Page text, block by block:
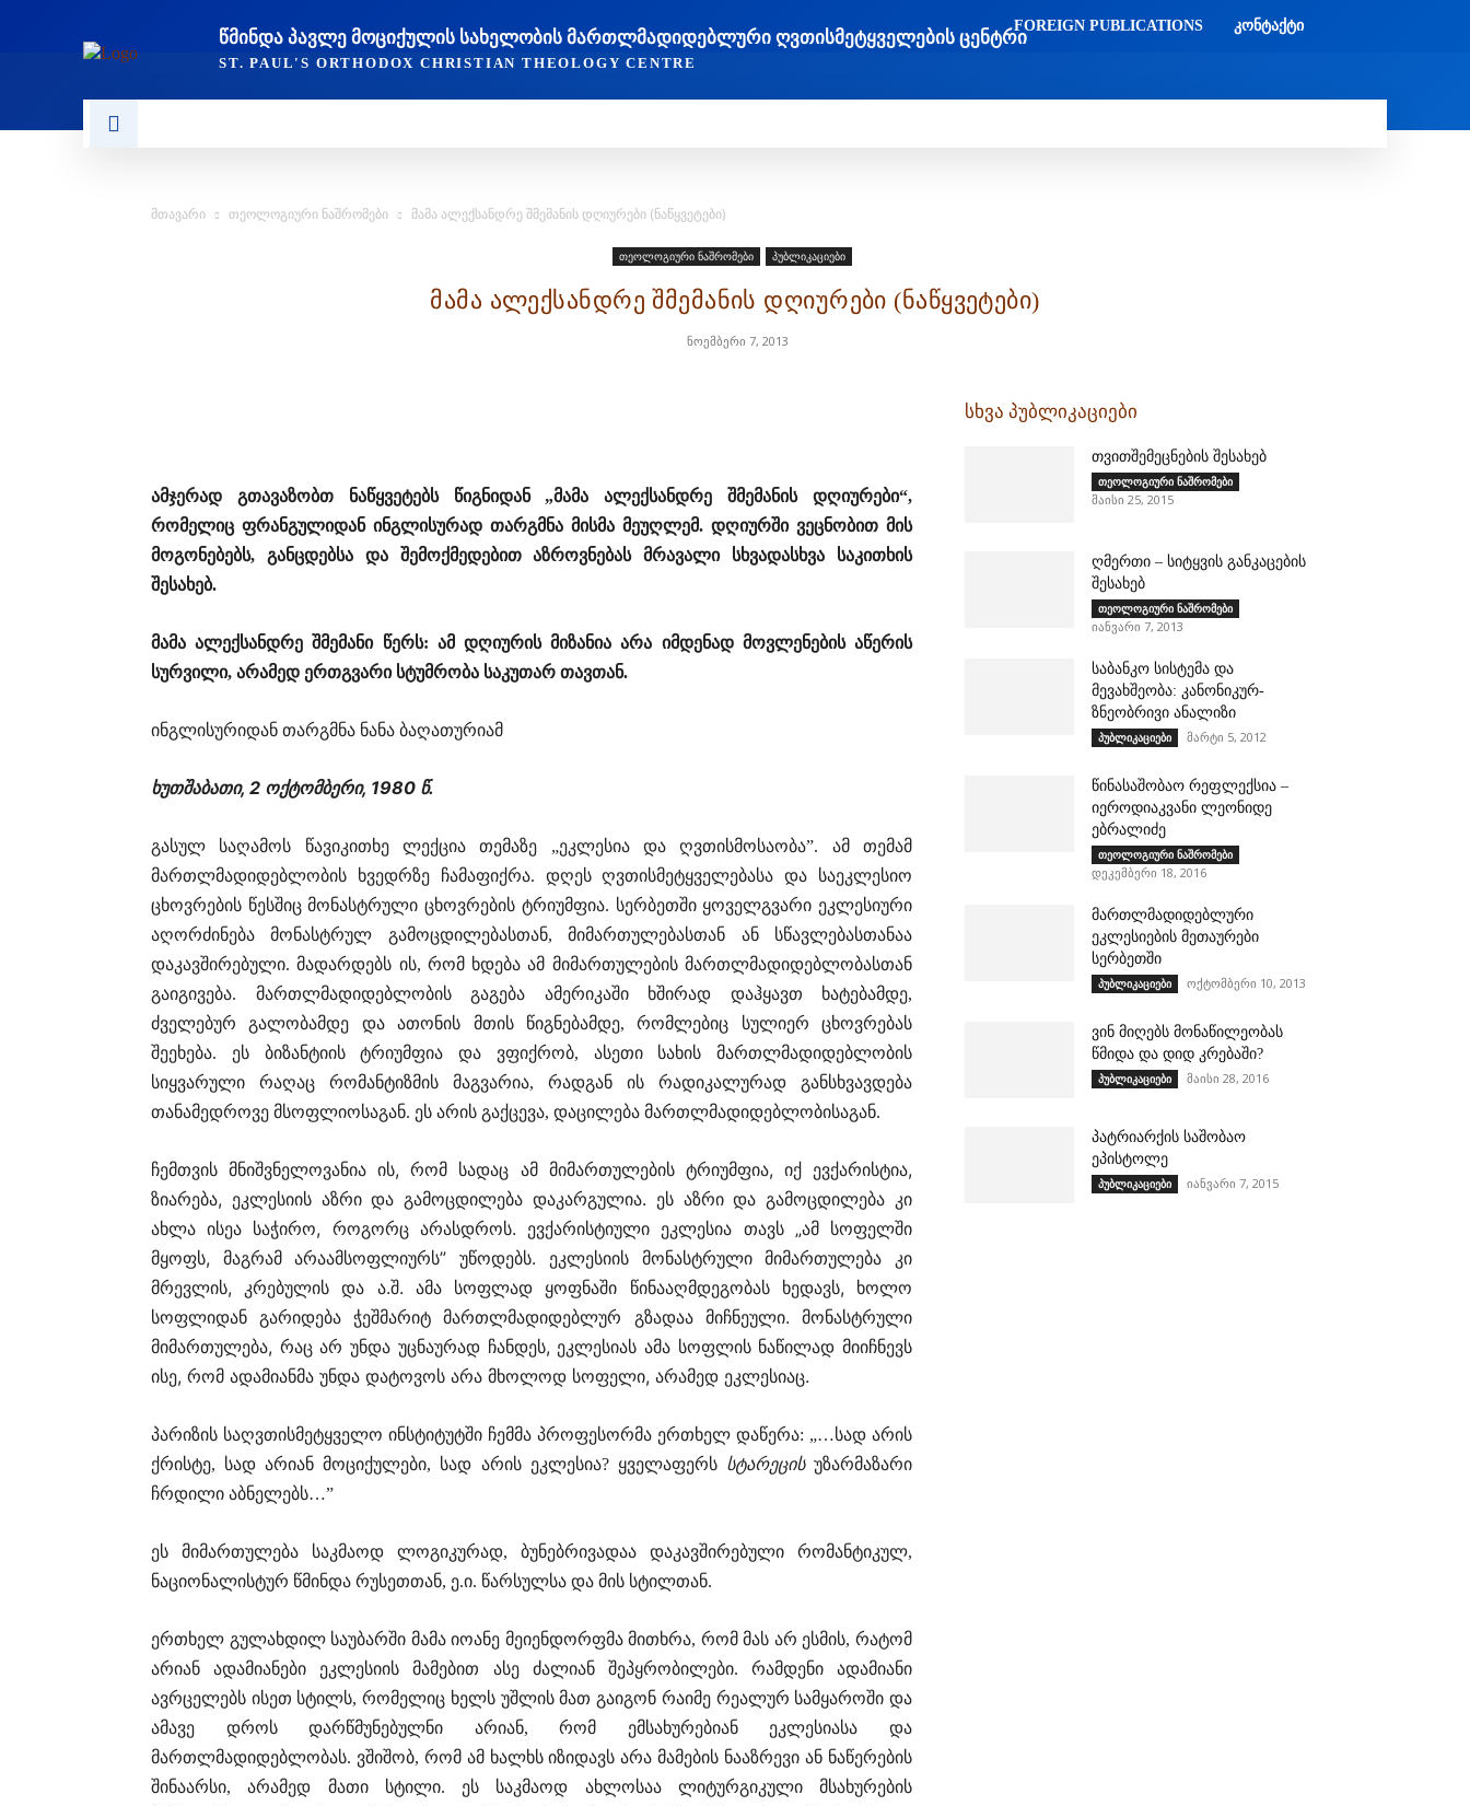
FOREIGN PUBLICATIONS ᲙᲝᲜᲢᲐᲥᲢᲘ
ᲬᲛᲘᲜᲓᲐ ᲞᲐᲕᲚᲔ ᲛᲝᲪᲘᲥᲣᲚᲘᲡ ᲡᲐᲮᲔᲚᲝᲑᲘᲡ ᲛᲐᲠᲗᲚᲛᲐᲓᲘᲓᲔᲑᲚᲣᲠᲘ ᲦᲕᲗᲘᲡᲛᲔᲢᲧᲕᲔᲚᲔᲑᲘᲡ ᲪᲔᲜᲢᲠᲘ
ST. PAUL'S ORTHODOX CHRISTIAN THEOLOGY CENTRE
მთავარი თეოლოგიური ნაშრომები მამა ალექსანდრე შმემანის დღიურები (ნაწყვეტები)
თეოლოგიური ნაშრომები პუბლიკაციები
მამა ალექსანდრე შმემანის დღიურები (ნაწყვეტები)
ნოემბერი 7, 2013
ამჯერად გთავაზობთ ნაწყვეტებს წიგნიდან „მამა ალექსანდრე შმემანის დღიურები“,
რომელიც ფრანგულიდან ინგლისურად თარგმნა მისმა მეუღლემ. დღიურში ვეცნობით მის
მოგონებებს, განცდებსა და შემოქმედებით აზროვნებას
მრავალი სხვადასხვა საკითხის
შესახებ.
მამა ალექსანდრე შმემანი წერს: ამ დღიურის მიზანია არა იმდენად მოვლენების აწერის
სურვილი, არამედ ერთგვარი სტუმრობა საკუთარ თავთან.
ინგლისურიდან თარგმნა ნანა ბაღათურიამ
ხუთშაბათი, 2 ოქტომბერი, 1980 წ.
გასულ საღამოს წავიკითხე ლექცია თემაზე „ეკლესია და ღვთისმოსაობა”. ამ თემამ
მართლმადიდებლობის ხვედრზე ჩამაფიქრა. დღეს ღვთისმეტყველებასა და საეკლესიო
ცხოვრების წესშიც მონასტრული ცხოვრების ტრიუმფია. სერბეთში ყოველგვარი ეკლესიური
აღორძინება მონასტრულ გამოცდილებასთან, მიმართულებასთან ან სწავლებასთანაა
დაკავშირებული. მადარდებს ის, რომ ხდება ამ მიმართულების მართლმადიდებლობასთან
გაიგივება. მართლმადიდებლობის გაგება ამერიკაში ხშირად დაჰყავთ ხატებამდე,
ძველებურ გალობამდე და ათონის მთის წიგნებამდე, რომლებიც სულიერ ცხოვრებას
შეეხება. ეს ბიზანტიის ტრიუმფია და ვფიქრობ, ასეთი სახის მართლმადიდებლობის
სიყვარული რაღაც რომანტიზმის მაგვარია, რადგან ის რადიკალურად განსხვავდება
თანამედროვე მსოფლიოსაგან. ეს არის გაქცევა, დაცილება მართლმადიდებლობისაგან.
ჩემთვის მნიშვნელოვანია ის, რომ სადაც ამ მიმართულების ტრიუმფია, იქ ევქარისტია,
ზიარება, ეკლესიის აზრი და გამოცდილება დაკარგულია. ეს აზრი და გამოცდილება კი
ახლა ისეა საჭირო, როგორც არასდროს. ევქარისტიული ეკლესია თავს „ამ სოფელში
მყოფს, მაგრამ არაამსოფლიურს” უწოდებს. ეკლესიის მონასტრული მიმართულება კი
მრევლის, კრებულის და ა.შ. ამა სოფლად ყოფნაში წინააღმდეგობას ხედავს, ხოლო
სოფლიდან გარიდება ჭეშმარიტ მართლმადიდებლურ გზადაა მიჩნეული. მონასტრული
მიმართულება, რაც არ უნდა უცნაურად ჩანდეს, ეკლესიას ამა სოფლის ნაწილად მიიჩნევს
ისე, რომ ადამიანმა უნდა დატოვოს არა მხოლოდ სოფელი, არამედ ეკლესიაც.
პარიზის საღვთისმეტყველო ინსტიტუტში ჩემმა პროფესორმა ერთხელ დაწერა: „…სად არის
ქრისტე, სად არიან მოციქულები, სად არის ეკლესია? ყველაფერს სტარეცისუზარმაზარი
ჩრდილი აბნელებს…”
ეს მიმართულება საკმაოდ ლოგიკურად, ბუნებრივადაა დაკავშირებული რომანტიკულ,
ნაციონალისტურ წმინდა რუსეთთან, ე.ი. წარსულსა და მის სტილთან.
ერთხელ გულახდილ საუბარში მამა იოანე მეიენდორფმა მითხრა, რომ მას არ ესმის, რატომ
არიან ადამიანები ეკლესიის მამებით ასე ძალიან შეპყრობილები. რამდენი ადამიანი
ავრცელებს ისეთ სტილს, რომელიც ხელს უშლის მათ გაიგონ რაიმე რეალურ სამყაროში და
ამავე დროს დარწმუნებულნი არიან, რომ ემსახურებიან ეკლესიასა და
მართლმადიდებლობას. ვშიშობ, რომ ამ ხალხს იზიდავს არა მამების ნააზრევი ან ნაწერების
შინაარსი, არამედ მათი სტილი. ეს საკმაოდ ახლოსაა ლიტურგიკული მსახურების
სხვა პუბლიკაციები
თვითშემეცნების შესახებ
თეოლოგიური ნაშრომები
მაისი 25, 2015
ღმერთი – სიტყვის განკაცების
შესახებ
თეოლოგიური ნაშრომები
იანვარი 7, 2013
საბანკო სისტემა და
მევახშეობა: კანონიკურ-
ზნეობრივი ანალიზი
პუბლიკაციები მარტი 5, 2012
წინასაშობაო რეფლექსია –
იეროდიაკვანი ლეონიდე
ებრალიძე
თეოლოგიური ნაშრომები
დეკემბერი 18, 2016
მართლმადიდებლური
ეკლესიების მეთაურები
სერბეთში
პუბლიკაციები ოქტომბერი 10, 2013
ვინ მიღებს მონაწილეობას
წმიდა და დიდ კრებაში?
პუბლიკაციები მაისი 28, 2016
პატრიარქის საშობაო
ეპისტოლე
პუბლიკაციები იანვარი 7, 2015